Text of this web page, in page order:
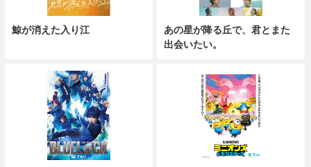
鯨が消えた入り江
あの星が降る丘で、君とまた
出会いたい。